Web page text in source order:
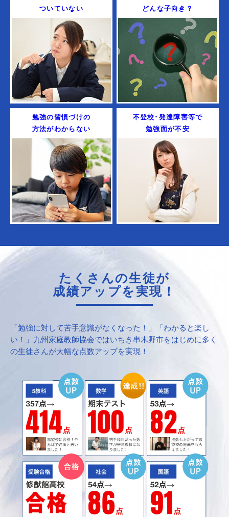
ついていない
どんな子向き？
勉強の習慣づけの
方法がわからない
不登校･発達障害等で
勉強面が不安
たくさんの生徒が
成績アップを実現！
「勉強に対して苦手意識がなくなった！」「わかると楽し
い！」九州家庭教師協会ではいちき串木野市をはじめに多く
の生徒さんが大幅な点数アップを実現！